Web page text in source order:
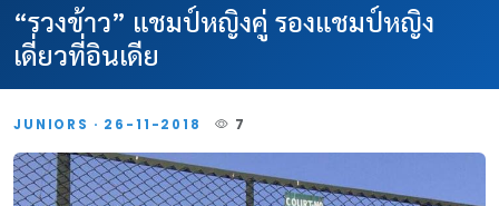
“รวงข้าว” แชมป์หญิงคู่ รองแชมป์หญิง
เดี่ยวที่อินเดีย
JUNIORS · 26-11-2018 7